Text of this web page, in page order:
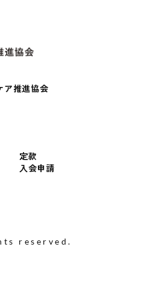
ア推進協会
定款
入会申請
reserved.